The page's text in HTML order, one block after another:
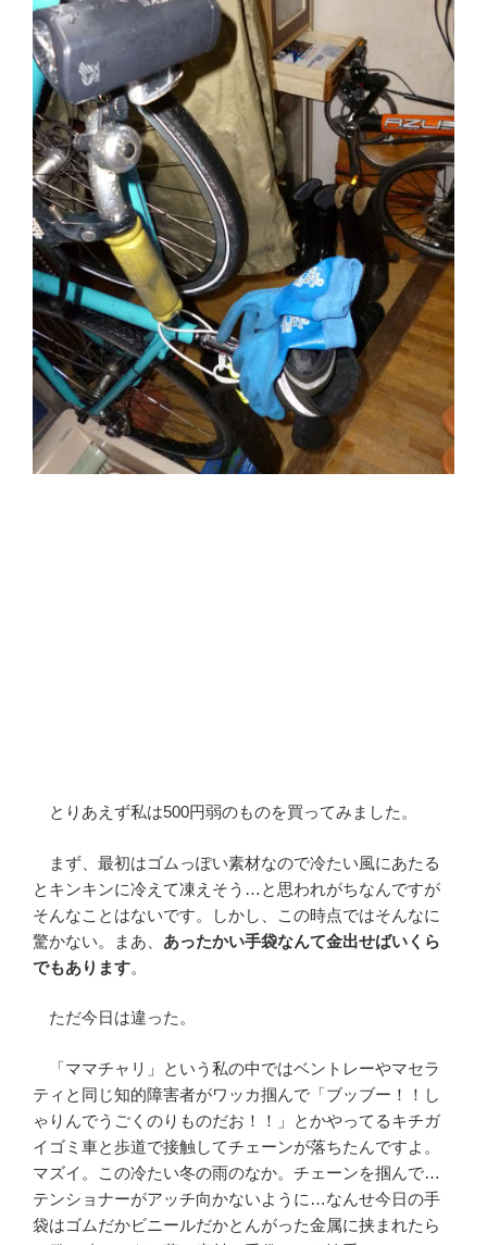
とりあえず私は500円弱のものを買ってみました。
まず、最初はゴムっぽい素材なので冷たい風にあたる
とキンキンに冷えて凍えそう…と思われがちなんですが
そんなことはないです。しかし、この時点ではそんなに
驚かない。まあ、 あったかい手袋なんて金出せばいくら
でもあります。
ただ今日は違った。
「ママチャリ」という私の中ではベントレーやマセラ
ティと同じ知的障害者がワッカ掴んで「ブッブー！！し
ゃりんでうごくのりものだお！！」とかやってるキチガ
イゴミ車と歩道で接触してチェーンが落ちたんですよ。
マズイ。この冷たい冬の雨のなか。チェーンを掴んで…
テンショナーがアッチ向かないように…なんせ今日の手
袋はゴムだかビニールだかとんがった金属に挟まれたら